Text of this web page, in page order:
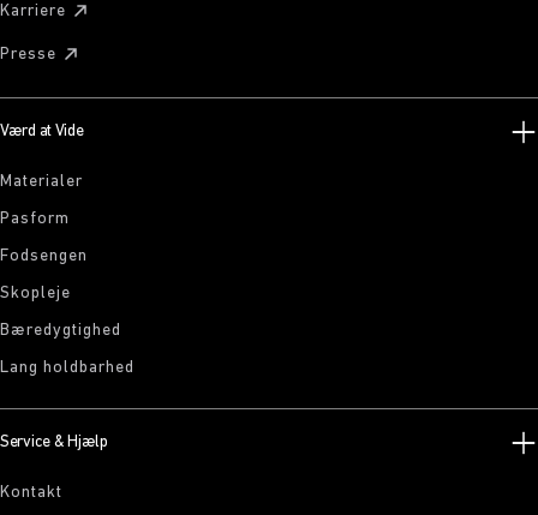
Karriere
Presse
Værd at Vide
Materialer
Pasform
Fodsengen
Skopleje
Bæredygtighed
Lang holdbarhed
Service & Hjælp
Kontakt